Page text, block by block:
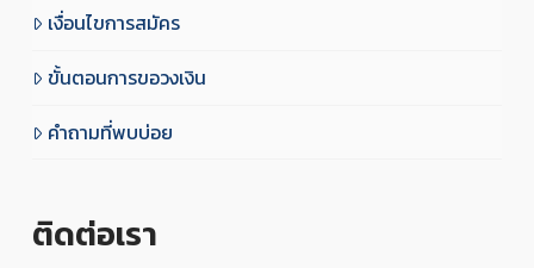
เงื่อนไขการสมัคร
ขั้นตอนการขอวงเงิน
คำถามที่พบบ่อย
ติดต่อเรา